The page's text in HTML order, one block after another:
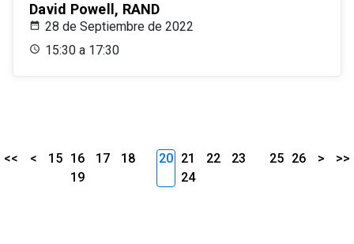
David Powell, RAND
28 de Septiembre de 2022
15:30 a 17:30
<< < 15 16 17
18
19
20 21 22
23
24
25 26 > >>